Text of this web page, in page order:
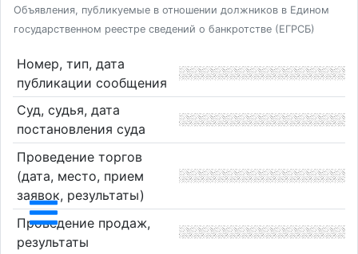
Объявления, публикуемые в отношении должников в Едином
государственном реестре сведений о банкротстве (ЕГРСБ)
Номер, тип, дата
публикации сообщения
Суд, судья, дата
постановления суда
Проведение торгов
(дата, место, прием
заявок, результаты)
Проведение продаж,
результаты